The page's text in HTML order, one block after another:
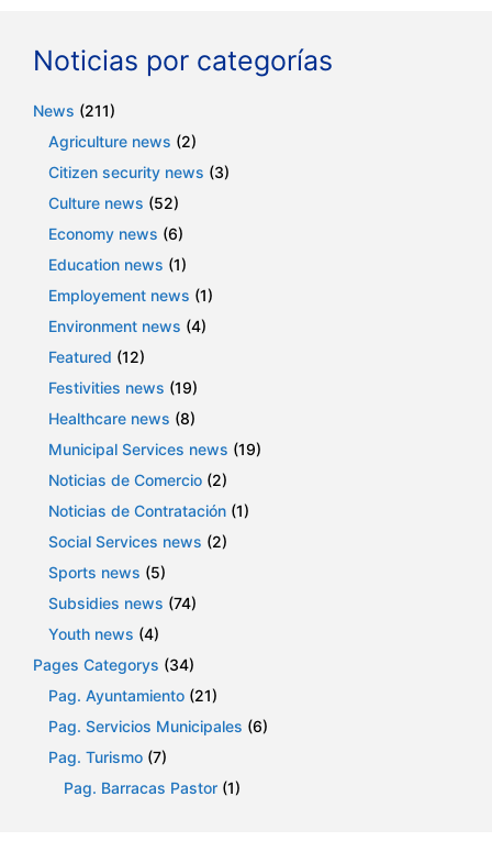
Noticias por categorías
News (211)
Agriculture news (2)
Citizen security news (3)
Culture news (52)
Economy news (6)
Education news (1)
Employement news (1)
Environment news (4)
Featured (12)
Festivities news (19)
Healthcare news (8)
Municipal Services news (19)
Noticias de Comercio (2)
Noticias de Contratación (1)
Social Services news (2)
Sports news (5)
Subsidies news (74)
Youth news (4)
Pages Categorys (34)
Pag. Ayuntamiento (21)
Pag. Servicios Municipales (6)
Pag. Turismo (7)
Pag. Barracas Pastor (1)